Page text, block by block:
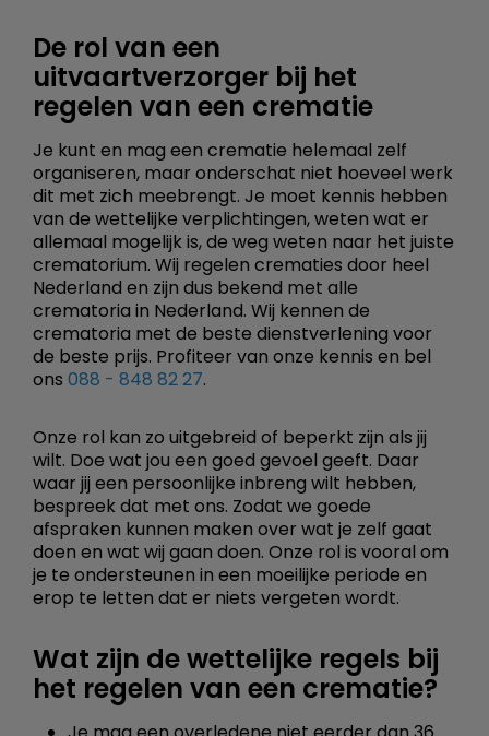
De rol van een
uitvaartverzorger bij het
regelen van een crematie
Je kunt en mag een crematie helemaal zelf
organiseren, maar onderschat niet hoeveel werk
dit met zich meebrengt. Je moet kennis hebben
van de wettelijke verplichtingen, weten wat er
allemaal mogelijk is, de weg weten naar het juiste
crematorium. Wij regelen crematies door heel
Nederland en zijn dus bekend met alle
crematoria in Nederland. Wij kennen de
crematoria met de beste dienstverlening voor
de beste prijs. Profiteer van onze kennis en bel
ons 088 - 848 82 27.
Onze rol kan zo uitgebreid of beperkt zijn als jij
wilt. Doe wat jou een goed gevoel geeft. Daar
waar jij een persoonlijke inbreng wilt hebben,
bespreek dat met ons. Zodat we goede
afspraken kunnen maken over wat je zelf gaat
doen en wat wij gaan doen. Onze rol is vooral om
je te ondersteunen in een moeilijke periode en
erop te letten dat er niets vergeten wordt.
Wat zijn de wettelijke regels bij
het regelen van een crematie?